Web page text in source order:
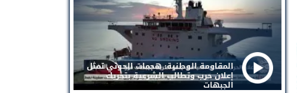
المقاومة الوطنية: هجمات الحوثي تمثل
إعلان حرب وتطالب الشرعية بتحريك
الجبهات